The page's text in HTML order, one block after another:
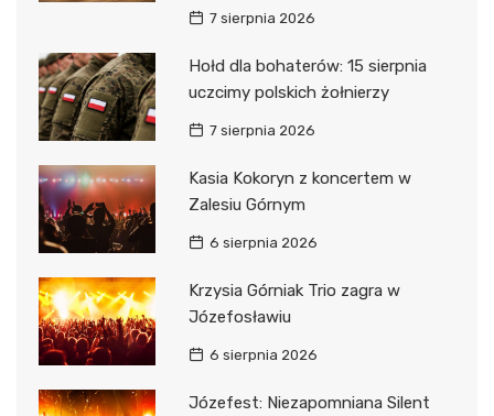
7 sierpnia 2026
Hołd dla bohaterów: 15 sierpnia
uczcimy polskich żołnierzy
7 sierpnia 2026
Kasia Kokoryn z koncertem w
Zalesiu Górnym
6 sierpnia 2026
Krzysia Górniak Trio zagra w
Józefosławiu
6 sierpnia 2026
Józefest: Niezapomniana Silent